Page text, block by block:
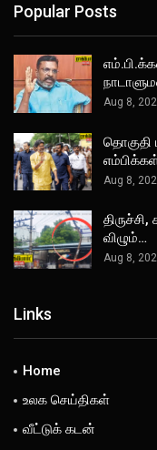
Popular Posts
Aug 8,
தொகுதி
Aug 8,
விழும்…
Aug 8,
Links
Home
உலக செய்திகள்
வீட்டுக் கடன்